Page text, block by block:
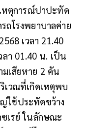
หตุการณ์ปาปะทัด
ถโรงพยาบาลค่าย
เวลา 21.40
า 01.40 น. เป็น
เสียหาย 2 คัน
เวณที่เกิดเหตุพบ
ใช้ประทัดขว้าง
เรย์ ในลักษณะ